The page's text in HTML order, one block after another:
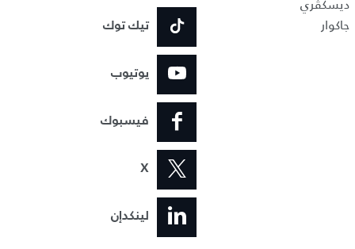
ديسكڤري
جاكوار
تيك توك
يوتيوب
فيسبوك
X
لينكدإن